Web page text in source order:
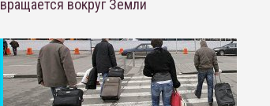
вращается вокруг Земли